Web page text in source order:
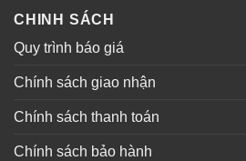
CHINH SÁCH
Quy trình báo giá
Chính sách giao nhận
Chính sách thanh toán
Chính sách bảo hành